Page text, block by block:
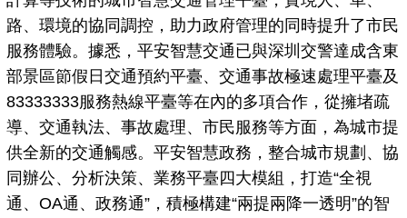
路、環境的協同調控，助力政府管理的同時提升了市民
服務體驗。據悉，平安智慧交通已與深圳交警達成含東
部景區節假日交通預約平臺、交通事故極速處理平臺及
83333333服務熱線平臺等在內的多項合作，從擁堵疏
導、交通執法、事故處理、市民服務等方面，為城市提
供全新的交通觸感。平安智慧政務，整合城市規劃、協
同辦公、分析決策、業務平臺四大模組，打造“全視
通、OA通、政務通”，積極構建“兩提兩降一透明”的智